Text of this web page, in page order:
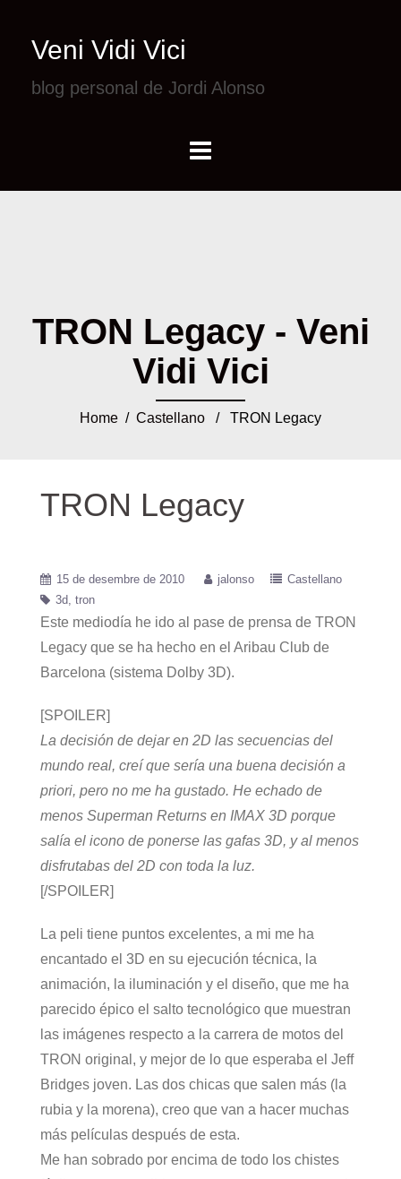
Veni Vidi Vici
blog personal de Jordi Alonso
TRON Legacy - Veni
Vidi Vici
Home / Castellano / TRON Legacy
TRON Legacy
15 de desembre de 2010 jalonso
Castellano
3d tron
Este mediodía he ido al pase de prensa de TRON
Legacy que se ha hecho en el Aribau Club de
Barcelona (sistema Dolby 3D).
[SPOILER]
La decisión de dejar en 2D las secuencias del
mundo real, creí que sería una buena decisión a
priori, pero no me ha gustado. He echado de
menos Superman Returns en IMAX 3D porque
salía el icono de ponerse las gafas 3D, y al menos
disfrutabas del 2D con toda la luz.
[/SPOILER]
La peli tiene puntos excelentes, a mi me ha
encantado el 3D en su ejecución técnica, la
animación, la iluminación y el diseño, que me ha
parecido épico el salto tecnológico que muestran
las imágenes respecto a la carrera de motos del
TRON original, y mejor de lo que esperaba el Jeff
Bridges joven. Las dos chicas que salen más (la
rubia y la morena), creo que van a hacer muchas
más películas después de esta.
Me han sobrado por encima de todo los chistes